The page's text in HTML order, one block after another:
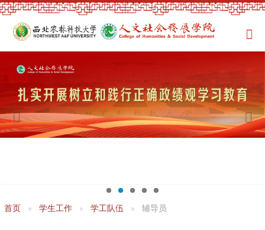
首页 学生工作 学工队伍 辅导员